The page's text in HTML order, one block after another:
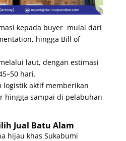
kepada buyer mulai dari
hingga Bill of
laut, dengan estimasi
hari.
logistik aktif memberikan
hingga sampai di pelabuhan
Jual Batu Alam
hijau khas Sukabumi